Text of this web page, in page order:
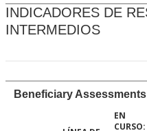
INDICADORES DE
INTERMEDIOS
Beneficiary